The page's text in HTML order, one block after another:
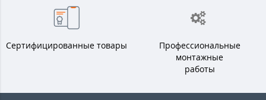
Сертифицированные товары
Профессиональные
монтажные
работы